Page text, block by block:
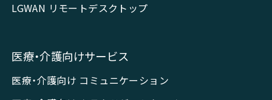
LGWAN リモートデスクトップ
医療・介護向けサービス
医療・介護向け コミュニケーション